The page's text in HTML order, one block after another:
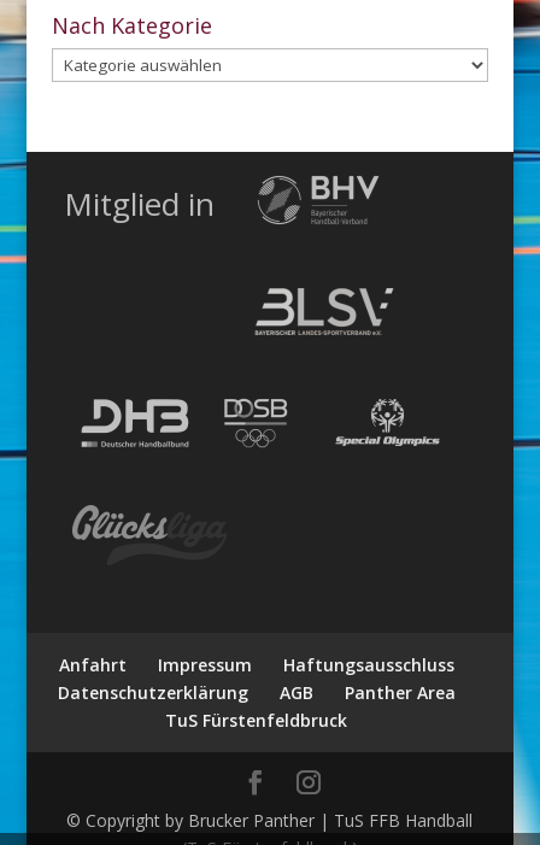
Archiv
Nach Kategorie
Nach
Kategorie
Mitglied in
Anfahrt Impressum
Haftungsausschluss
Datenschutzerklärung
AGB
Panther Area
TuS Fürstenfeldbruck
© Copyright by Brucker Panther | TuS FFB Handball